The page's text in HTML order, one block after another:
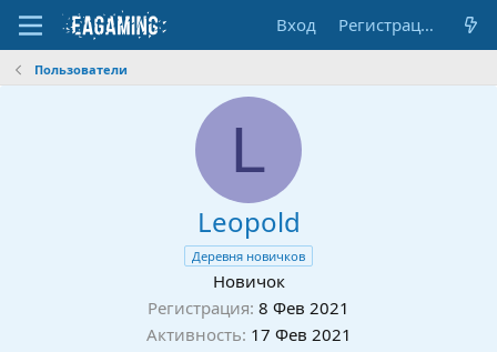
Вход Регистрация
Пользователи
L
Leopold
Деревня новичков
Новичок
Регистрация 8 Фев 2021
Активность 17 Фев 2021